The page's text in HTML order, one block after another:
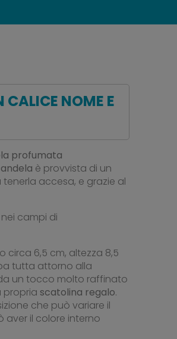
NOME E
profumata
è provvista di un
accesa, e grazie al
campi di
circa 6,5 cm, altezza 8,5
tutta attorno alla
un tocco molto raffinato
propria scatolina regalo.
che può variare il
aver il colore interno